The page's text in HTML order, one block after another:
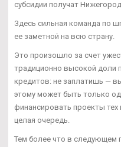
субсидии получат
Здесь сильная команда по
ее заметной на всю страну.
Это произошло за счет
традиционно высокой доли
кредитов: не заплатишь —
этому может быть только
финансировать проекты тех
целая очередь.
Тем более что в следующем